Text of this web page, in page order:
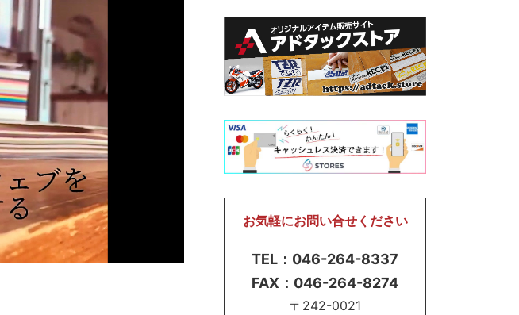
お気軽にお問い合せください
TEL：046-264-8337
FAX：046-264-8274
〒242-0021